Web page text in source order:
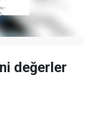
değerler